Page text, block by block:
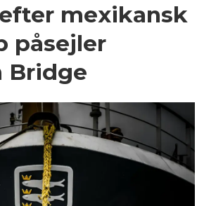
mexikansk
påsejler
Bridge